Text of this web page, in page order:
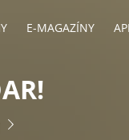
E-MAGAZÍNY